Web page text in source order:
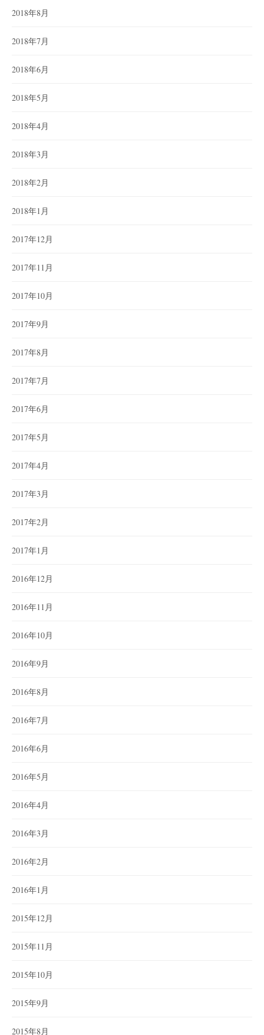
2018年8月
2018年7月
2018年6月
2018年5月
2018年4月
2018年3月
2018年2月
2018年1月
2017年12月
2017年11月
2017年10月
2017年9月
2017年8月
2017年7月
2017年6月
2017年5月
2017年4月
2017年3月
2017年2月
2017年1月
2016年12月
2016年11月
2016年10月
2016年9月
2016年8月
2016年7月
2016年6月
2016年5月
2016年4月
2016年3月
2016年2月
2016年1月
2015年12月
2015年11月
2015年10月
2015年9月
2015年8月